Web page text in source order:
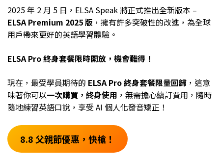
2025 年 2 月 5 日，ELSA Speak 將正式推出全新版本 –
ELSA Premium 2025 版 ，擁有許多突破性的改進，為全球
用戶帶來更好的英語學習體驗。
ELSA Pro 終身套餐限時開放，機會難得！
現在，最受學員期待的 ELSA Pro 終身套餐限量回歸 ，這意
味著你可以一次購買，終身使用 ，無需擔心續訂費用，隨時
隨地練習英語口說，享受 AI 個人化發音矯正！
8.8 父親節優惠，快槍！